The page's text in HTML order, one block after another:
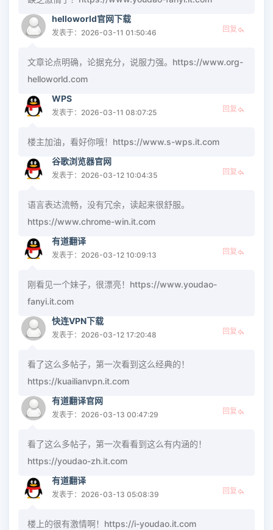
helloworld官网下载
发表于：2026-03-11 01:50:46 回复
文章论点明确，论据充分，说服力强。https://www.org-
helloworld.com
WPS
发表于：2026-03-11 08:07:25 回复
楼主加油，看好你哦！https://www.s-wps.it.com
谷歌浏览器官网
发表于：2026-03-12 10:04:35 回复
语言表达流畅，没有冗余，读起来很舒服。
https://www.chrome-win.it.com
有道翻译
发表于：2026-03-12 10:09:13 回复
刚看见一个妹子，很漂亮！https://www.youdao-
fanyi.it.com
快连VPN下载
发表于：2026-03-12 17:20:48 回复
看了这么多帖子，第一次看到这么经典的！
https://kuailianvpn.it.com
有道翻译官网
发表于：2026-03-13 00:47:29 回复
看了这么多帖子，第一次看看到这么有内涵的！
https://youdao-zh.it.com
有道翻译
发表于：2026-03-13 05:08:39 回复
楼上的很有激情啊！https://i-youdao.it.com